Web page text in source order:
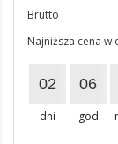
Brutto
Najniższa cena
02
dni
06
god